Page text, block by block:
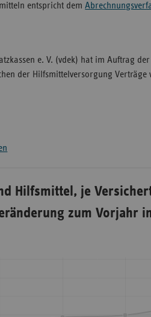
entspricht dem
e. V. (vdek) hat im Auftrag
der Hilfsmittelversorgung Verträge
Hilfsmittel, je
Versicherter in
Hilfsmittel, je
zum Vorjahr